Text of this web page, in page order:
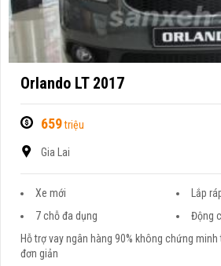
Orlando LT 2017
659triệu
Gia Lai
Xe mới
Lắp
7 chỗ đa dụng
Động
Hỗ trợ vay ngân hàng 90% không chứng
đơn giản